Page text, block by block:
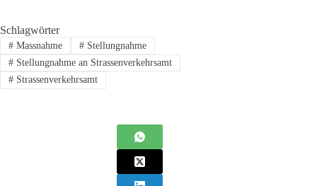
Schlagwörter
#Massnahme #Stellungnahme
#Stellungnahme an Strassenverkehrsamt
#Strassenverkehrsamt